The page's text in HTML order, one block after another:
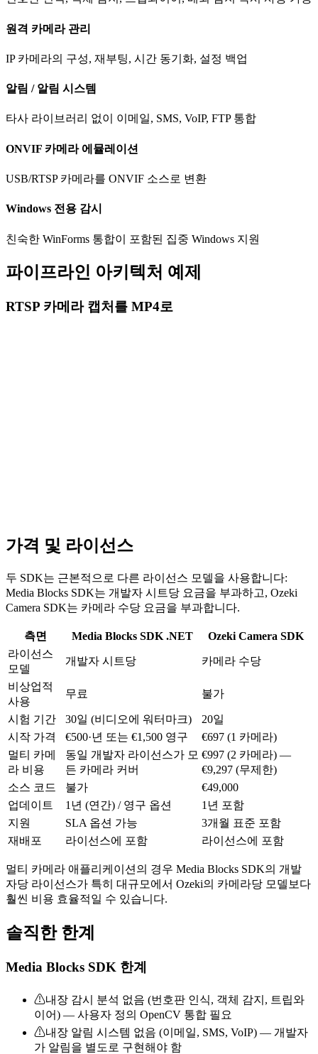
원격 카메라 관리
IP 카메라의 구성, 재부팅, 시간 동기화, 설정 백업
알림 / 알림 시스템
타사 라이브러리 없이 이메일, SMS, VoIP, FTP 통합
ONVIF 카메라 에뮬레이션
USB/RTSP 카메라를 ONVIF 소스로 변환
Windows 전용 감시
친숙한 WinForms 통합이 포함된 집중 Windows 지원
파이프라인 아키텍처 예제
RTSP 카메라 캡처를 MP4로
var _videoRenderer = new VideoRendererBlock(
    _pipeline, VideoView1);
// Create tee block to split video for preview +
var _videoTee = new TeeBlock(2,
// Create H.264 encoder and MP4 sink for recording
var _muxer = new MP4SinkBlock(
    new MP4SinkSettings("output.mp4"));
// Connect video: Source -> Tee -> Renderer + Encoder -
_pipeline.Connect(_rtspSource.VideoOutput,
_pipeline.Connect(_videoTee.Outputs[0],
_pipeline.Connect(_videoTee.Outputs[1],
_pipeline.Connect(_videoEncoder.Output,
    (_muxer as IMediaBlockDynamicInputs)
        .CreateNewInput(MediaBlockPadMediaType.Video));
var _audioRenderer = new AudioRendererBlock();
var _audioTee = new TeeBlock(2,
var _audioEncoder = new AACEncoderBlock();
_pipeline.Connect(_rtspSource.AudioOutput,
_pipeline.Connect(_audioTee.Outputs[0],
_pipeline.Connect(_audioTee.Outputs[1],
_pipeline.Connect(_audioEncoder.Output,
    (_muxer as IMediaBlockDynamicInputs)
        .CreateNewInput(MediaBlockPadMediaType.Audio));
await _pipeline.StartAsync();
// Camera connection model
var camera = new BitmapSourceCamera(
// Connect to media handler
var recorder = new MPEG4Recorder(
    "output.mp4");
camera.Start();
// Note: Limited to MPEG-4/AVI output
// No hardware encoder selection
// No cross-platform support
가격 및 라이선스
두 SDK는 근본적으로 다른 라이선스 모델을 사용합니다:
Media Blocks SDK는 개발자 시트당 요금을 부과하고, Ozeki
Camera SDK는 카메라 수당 요금을 부과합니다.
측면 Media Blocks SDK .NET
Ozeki Camera SDK
라이선스
모델
개발자 시트당 카메라 수당
비상업적
사용
무료 불가
시험 기간 30일 (비디오에 워터마크)
20일
시작 가격
€500·년 또는 €1,500 영구
€697 (1 카메라)
멀티 카메
라 비용
동일 개발자 라이선스가 모
든 카메라 커버
€997 (2 카메라) —
€9,297 (무제한)
소스 코드
불가
€49,000
업데이트
1년 (연간) / 영구 옵션
1년 포함
지원
SLA 옵션 가능
3개월 표준 포함
재배포
라이선스에 포함 라이선스에 포함
멀티 카메라 애플리케이션의 경우 Media Blocks SDK의 개발
자당 라이선스가 특히 대규모에서 Ozeki의 카메라당 모델보다
훨씬 비용 효율적일 수 있습니다.
솔직한 한계
Media Blocks SDK 한계
⚠내장 감시 분석 없음 (번호판 인식, 객체 감지, 트립와
이어) — 사용자 정의 OpenCV 통합 필요
⚠내장 알림 시스템 없음 (이메일, SMS, VoIP) — 개발자
가 알림을 별도로 구현해야 함